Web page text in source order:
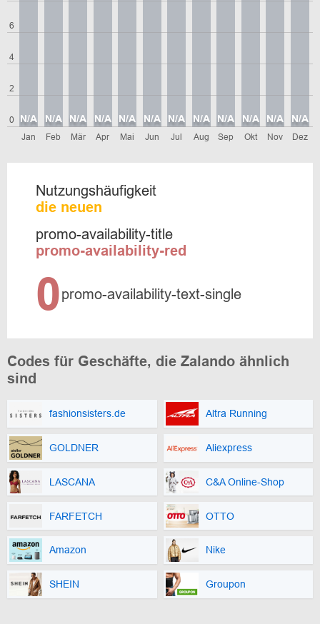
0
2
4
6
Jan
N/A
Feb
N/A
Mär
N/A
Apr
N/A
Mai
N/A
Jun
N/A
Jul
N/A
Aug
N/A
Sep
N/A
Okt
N/A
Nov
N/A
Dez
N/A
Nutzungshäufigkeit
die neuen
promo-availability-title
promo-availability-red
0promo-availability-text-single
Codes für Geschäfte, die Zalando ähnlich
sind
fashionsisters.de Altra Running
GOLDNER Aliexpress
LASCANA C&A Online-Shop
FARFETCH OTTO
Amazon Nike
SHEIN Groupon